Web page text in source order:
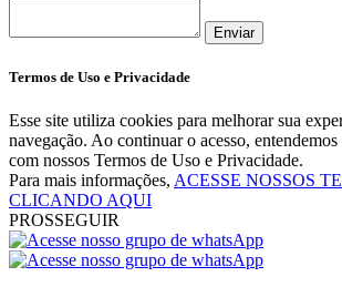
Enviar
Termos de Uso e Privacidade
Esse site utiliza cookies para melhorar sua
navegação. Ao continuar o acesso,
com nossos Termos de Uso e Privacidade.
Para mais informações, ACESSE NOSSOS
CLICANDO AQUI
PROSSEGUIR